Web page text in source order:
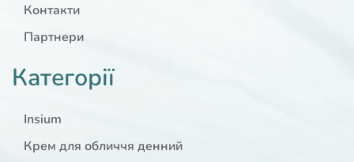
Контакти
Партнери
Категорії
Insium
Крем для обличчя денний